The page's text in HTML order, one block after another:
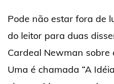
Pode não estar fora de
do leitor para duas
Cardeal Newman sobre
Uma é chamada “A